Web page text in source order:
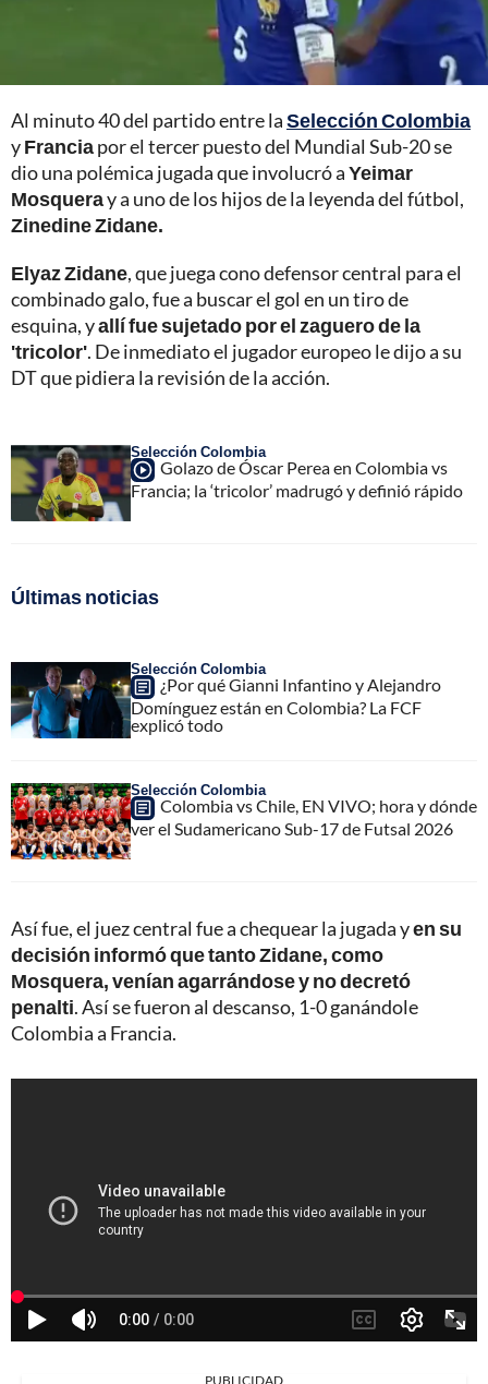
Al minuto 40 del partido entre laSelección Colombia
yFranciapor el tercer puesto del Mundial Sub-20 se
dio una polémica jugada que involucró aYeimar
Mosqueray a uno de los hijos de la leyenda del fútbol,
Zinedine Zidane.
Elyaz Zidane, que juega cono defensor central para el
combinado galo, fue a buscar el gol en un tiro de
esquina, yallí fue sujetado por el zaguero de la
'tricolor'. De inmediato el jugador europeo le dijo a su
DT que pidiera la revisión de la acción.
Selección Colombia
Golazo de Óscar Perea en Colombia vs
Francia; la ‘tricolor’ madrugó y definió rápido
Últimas noticias
Selección Colombia
¿Por qué Gianni Infantino y Alejandro
Domínguez están en Colombia? La FCF
explicó todo
Selección Colombia
Colombia vs Chile, EN VIVO; hora y dónde
ver el Sudamericano Sub-17 de Futsal 2026
Así fue, el juez central fue a chequear la jugada yen su
decisión informó que tanto Zidane, como
Mosquera, venían agarrándose y no decretó
penalti. Así se fueron al descanso, 1-0 ganándole
Colombia a Francia.
PUBLICIDAD